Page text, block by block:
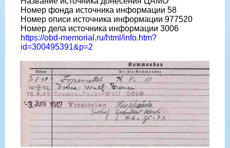
Номер фонда источника информации 58
Номер описи источника информации 977520
Номер дела источника информации 3006
https://obd-memorial.ru/html/info.htm?
id=300495391&p=2